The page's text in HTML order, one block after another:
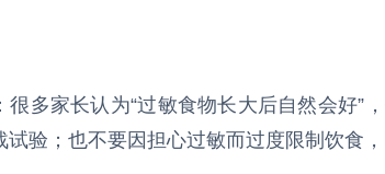
很多家长认为“过敏食物长大后自然会好”
试验；也不要因担心过敏而过度限制饮食，